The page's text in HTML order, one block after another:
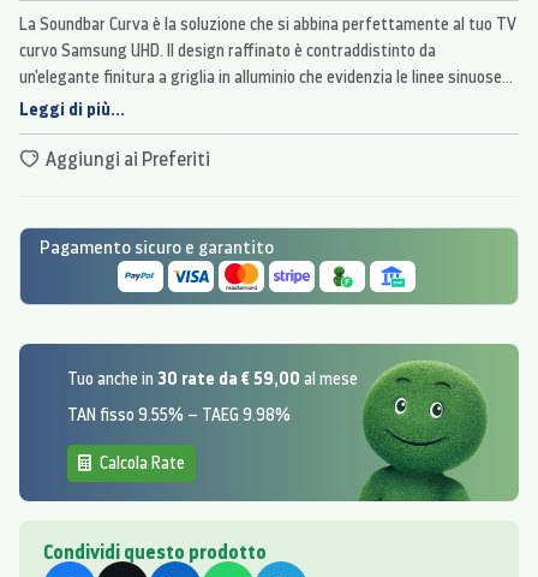
La Soundbar Curva è la soluzione che si abbina perfettamente al tuo TV
curvo Samsung UHD. Il design raffinato è contraddistinto da
un'elegante finitura a griglia in alluminio che evidenzia le linee sinuose
dei TV curvi, offrendo un suono straordinariamente coinvolgente.
Leggi di più...
Aggiungi ai Preferiti
Pagamento sicuro e garantito
Tuo anche in 30 rate da € 59,00 al mese
TAN fisso 9.55% – TAEG 9.98%
Calcola Rate
Condividi questo prodotto